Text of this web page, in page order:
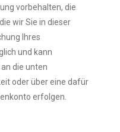
vorbehalten, die
wir Sie in dieser
Ihres
und kann
die unten
oder über eine dafür
erfolgen.